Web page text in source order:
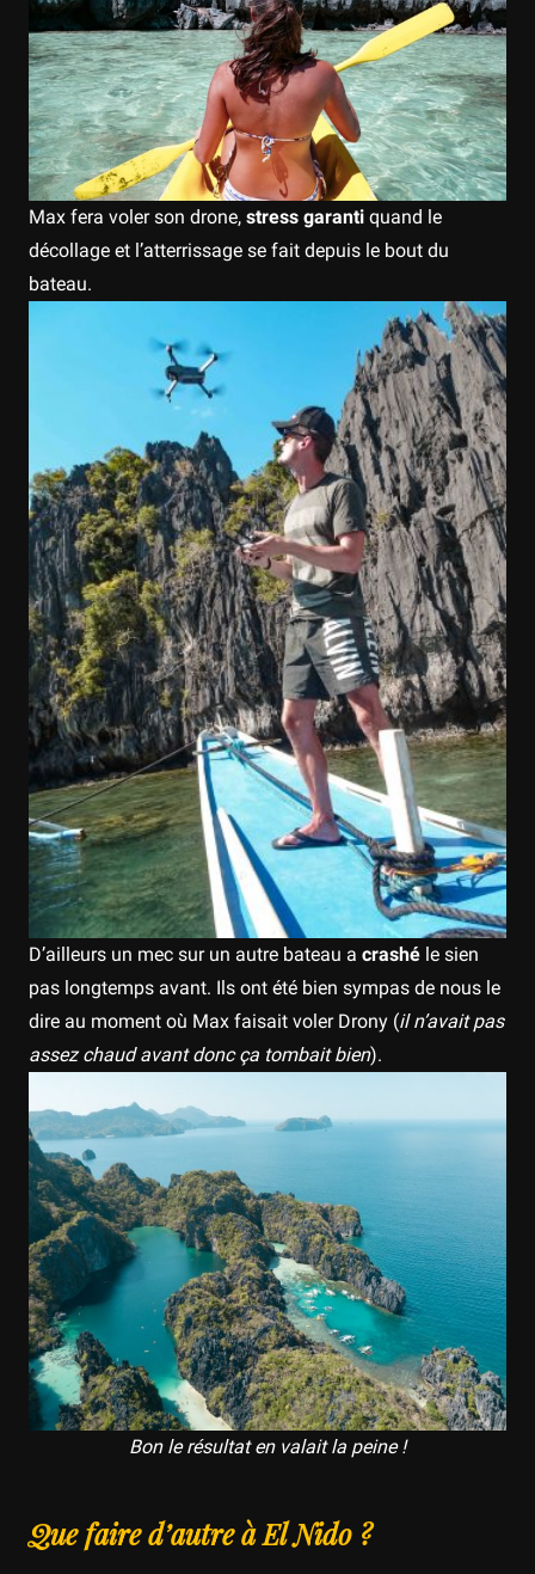
Max fera voler son drone, stress garanti quand le
décollage et l’atterrissage se fait depuis le bout du
bateau.
D’ailleurs un mec sur un autre bateau a crashé le sien
pas longtemps avant. Ils ont été bien sympas de nous le
dire au moment où Max faisait voler Drony (il n’avait pas
assez chaud avant donc ça tombait bien).
Bon le résultat en valait la peine !
Que faire d’autre à El Nido ?